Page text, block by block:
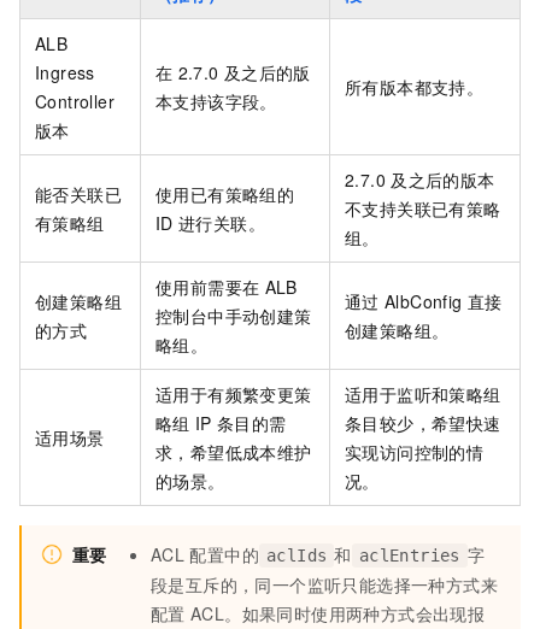
ALB
Ingress
Controller
版本
在 2.7.0 及之后的版
本支持该字段。
所有版本都支持。
能否关联已
有策略组
使用已有策略组的
ID 进行关联。
2.7.0 及之后的版本
不支持关联已有策略
组。
创建策略组
的方式
使用前需要在 ALB
控制台中手动创建策
略组。
通过 AlbConfig 直接
创建策略组。
适用场景
适用于有频繁变更策
略组 IP 条目的需
求，希望低成本维护
的场景。
适用于监听和策略组
条目较少，希望快速
实现访问控制的情
况。
重要 ACL 配置中的 aclIds 和 aclEntries 字
段是互斥的，同一个监听只能选择一种方式来
配置 ACL。如果同时使用两种方式会出现报